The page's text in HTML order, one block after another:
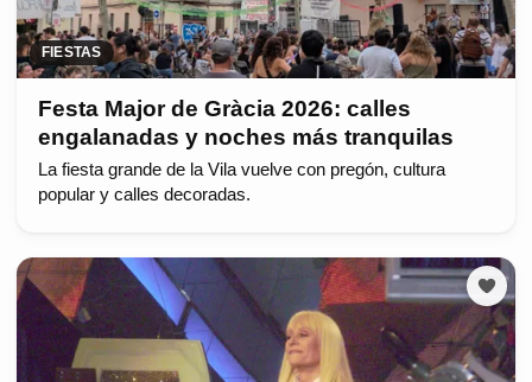
FIESTAS
Festa Major de Gràcia 2026: calles
engalanadas y noches más tranquilas
La fiesta grande de la Vila vuelve con pregón, cultura
popular y calles decoradas.